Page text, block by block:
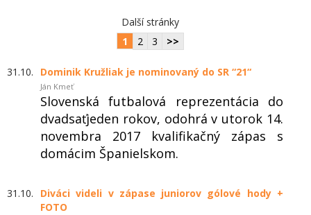
Další stránky
1
2 3 >>
31.10. Dominik Kružliak je nominovaný do SR “21“
Ján Kmeť
Slovenská futbalová reprezentácia do
dvadsaťjeden rokov, odohrá v utorok 14.
novembra 2017 kvalifikačný zápas s
domácim Španielskom.
31.10.
Diváci videli v zápase juniorov gólové hody +
FOTO